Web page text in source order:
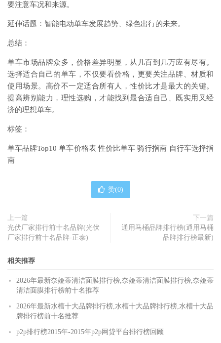
要注意车况和来源。
延伸话题：智能电动单车发展趋势、绿色出行的未来。
总结：
单车市场品牌众多，价格差异明显，从几百到几万应有尽有。
选择适合自己的单车，不仅要看价格，更要关注品牌、材质和
使用场景。高价不一定适合所有人，性价比才是最大的关键。
提高辨别能力，理性选购，才能找到最合适自己、既实用又经
济的理想单车。
标签：
单车品牌Top10 单车价格表 性价比单车 骑行指南 自行车选择指
南
赞(0)
上一篇
光伏厂家排行前十名品牌(光伏
厂家排行前十名品牌-正泰)
下一篇
通用马桶品牌排行榜(通用马桶
品牌排行榜最新)
相关推荐
2026年最新奈娅蒂清洁面膜排行榜,奈娅蒂清洁面膜排行榜,奈娅蒂
清洁面膜排行榜前十名推荐
2026年最新水槽十大品牌排行榜,水槽十大品牌排行榜,水槽十大品
牌排行榜前十名推荐
p2p排行榜2015年-2015年p2p网贷平台排行榜回顾